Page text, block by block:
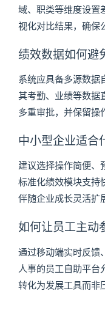
域、职类等维度设置
视化对比结果，确保
绩效数据如何避
系统应具备多源数据
其考勤、业绩等数据
多重审批，并保留操
中小型企业适合
建议选择操作简便、
标准化绩效模块支持
伴随企业成长灵活扩
如何让员工主动
通过移动端实时反馈
人事的员工自助平台
转化为发展工具而非